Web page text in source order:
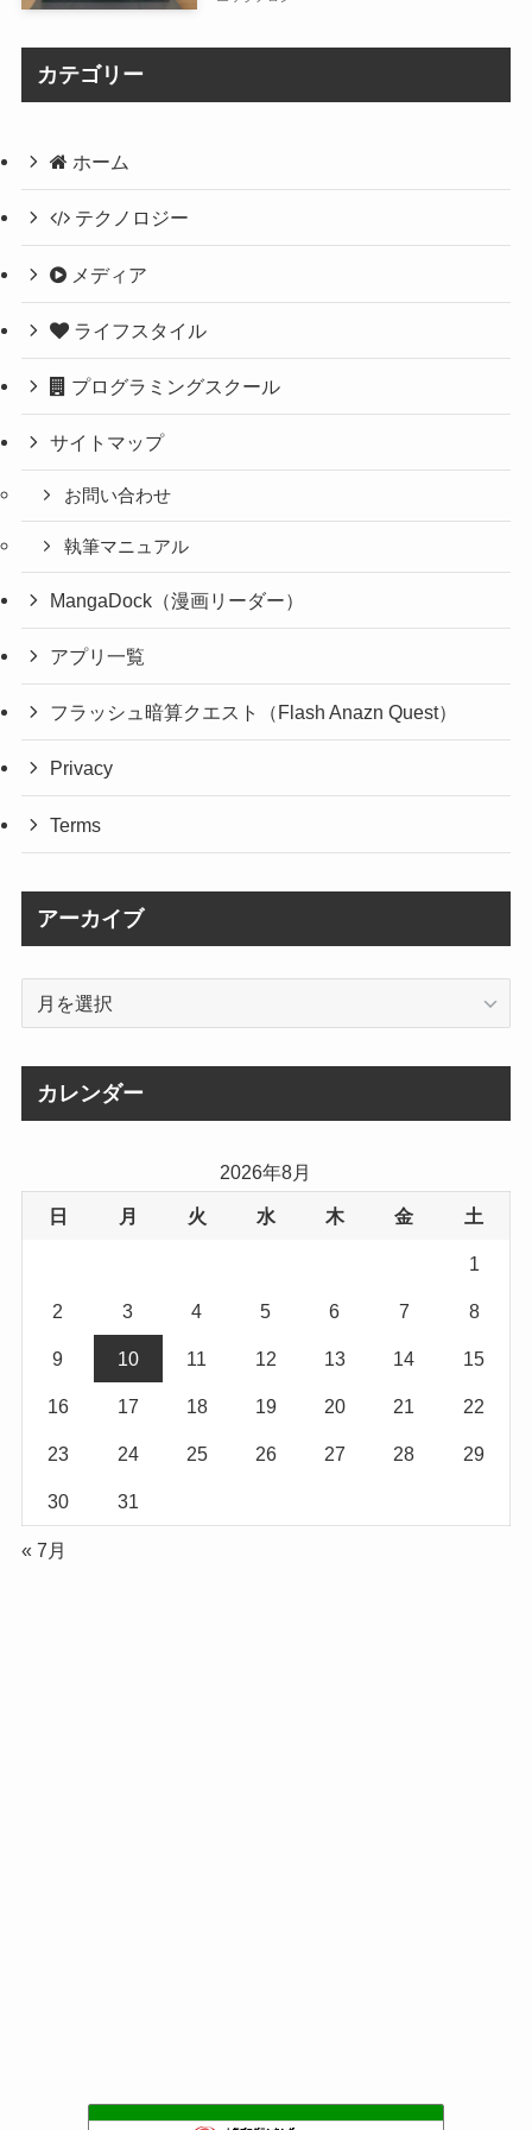
カテゴリー
ホーム
テクノロジー
メディア
ライフスタイル
プログラミングスクール
サイトマップ
お問い合わせ
執筆マニュアル
MangaDock（漫画リーダー）
アプリ一覧
フラッシュ暗算クエスト（Flash Anazn Quest）
Privacy
Terms
アーカイブ
カレンダー
2026年8月
日 月 火 水 木 金 土
1
2 3 4 5 6 7 8
9 10 11 12 13 14 15
16 17 18 19 20 21 22
23 24 25 26 27 28 29
30 31
« 7月